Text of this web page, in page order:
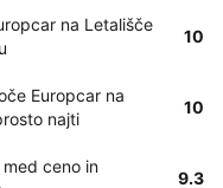
na Letališče
10
Europcar na
najti
10
ceno in
9.3